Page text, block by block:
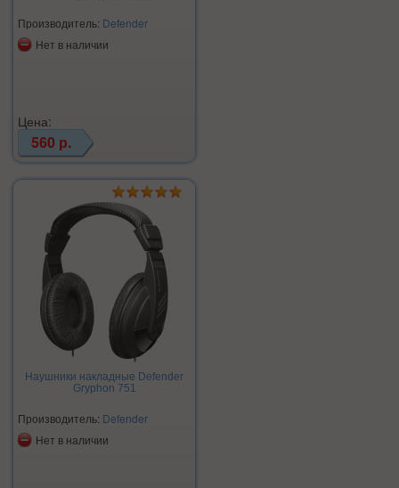
Производитель: Defender
Нет в наличии
Цена:
560 р.
Наушники накладные Defender
Gryphon 751
Производитель: Defender
Нет в наличии